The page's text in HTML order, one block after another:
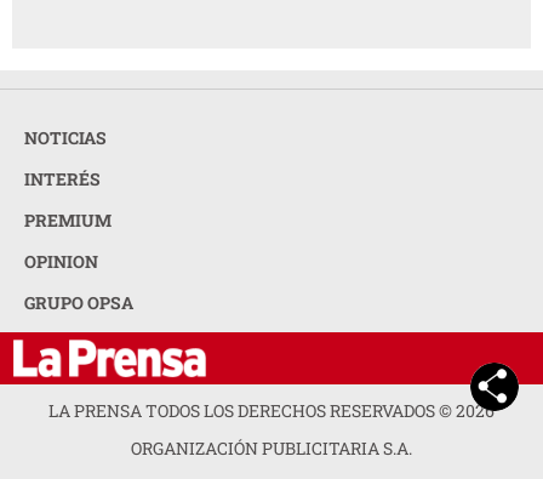
NOTICIAS
INTERÉS
PREMIUM
OPINION
GRUPO OPSA
LA PRENSA TODOS LOS DERECHOS RESERVADOS ©2026
ORGANIZACIÓN PUBLICITARIA S.A.